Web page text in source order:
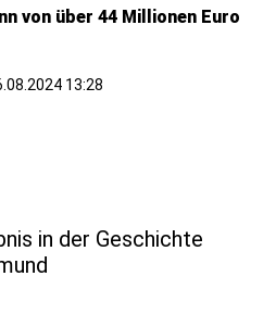
von über 44 Millionen Euro
13:28
in der Geschichte